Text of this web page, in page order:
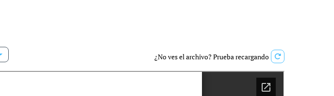
¿No ves el archivo? Prueba recargando